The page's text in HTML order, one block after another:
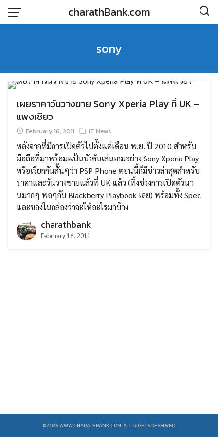
Skip
charathBank.com
sony
เผยราคาวันวางขาย Sony Xperia Play ที่ UK –
แพงเชียว
February 16, 2011 IT News
หลังจากที่มีการเปิดตัวไปตั้งแต่เดือน พ.ย. ปี 2010 สำหรับ
มือถือที่มาพร้อมแป้นบังคับเล่นเกมอย่าง Sony Xperia Play
หรือเรียกกันสั้นๆว่า PSP Phone ตอนนี้ก็มีข่าวล่าสุดสำหรับ
ราคาและวันวางขายแล้วที่ UK แล้ว (ทิ้งช่วงการเปิดตัวนา
นมากๆ พอๆกับ Blackberry Playbook เลย) พร้อมทั้ง Spec
และของในกล่องว่าจะให้อะไรมาบ้าง
charathbank
February 16, 2011
©2026 WWW.CHARATHBANK.COM. ALL RIGHTS RESERVED.